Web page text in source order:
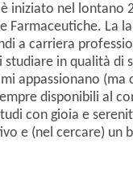
iniziato nel lontano
Farmaceutiche. La
a carriera
studiare in qualità di
appassionano (ma
disponibili al
con gioia e
e (nel cercare) un